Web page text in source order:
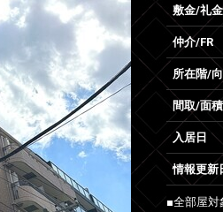
敷金/礼金
仲介/FR
所在階/
間取/面積
入居日
情報更新
■全部屋対